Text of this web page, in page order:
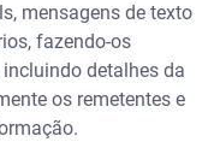
mensagens de texto
fazendo-os
detalhes da
os remetentes e